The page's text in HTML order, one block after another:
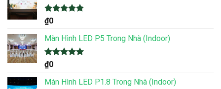
Được xếp
hạng
5 sao
₫0
Màn Hình LED P5 Trong Nhà (Indoor)
Được xếp
hạng
5 sao
₫0
Màn Hình LED P1.8 Trong Nhà (Indoor)